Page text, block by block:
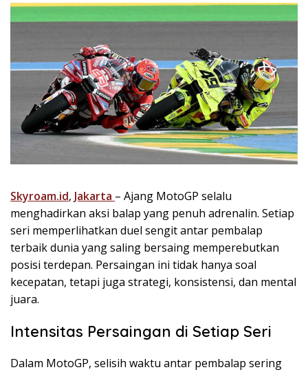
Skyroam.id, Jakarta – Ajang MotoGP selalu
menghadirkan aksi balap yang penuh adrenalin. Setiap
seri memperlihatkan duel sengit antar pembalap
terbaik dunia yang saling bersaing memperebutkan
posisi terdepan. Persaingan ini tidak hanya soal
kecepatan, tetapi juga strategi, konsistensi, dan mental
juara.
Intensitas Persaingan di Setiap Seri
Dalam MotoGP, selisih waktu antar pembalap sering